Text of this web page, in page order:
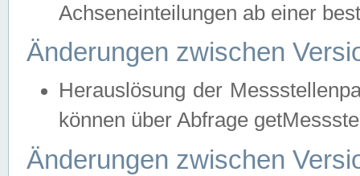
Achseneinteilungen ab einer
Änderungen zwischen
Herauslösung der
können über Abfrage
Änderungen zwischen